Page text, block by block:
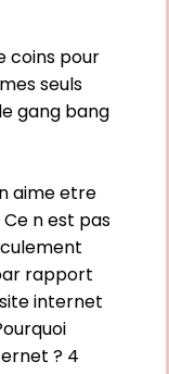
coins pour
seuls
gang bang
aime etre
n est pas
rapport
internet
? 4